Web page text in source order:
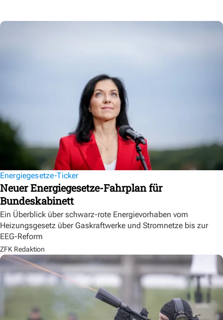
Energiegesetze-Ticker
Neuer Energiegesetze-Fahrplan für
Bundeskabinett
Ein Überblick über schwarz-rote Energievorhaben vom
Heizungsgesetz über Gaskraftwerke und Stromnetze bis zur
EEG-Reform
ZFK Redaktion